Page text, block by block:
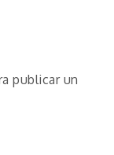
publicar un